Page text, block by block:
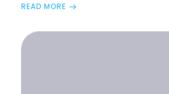
READ MORE